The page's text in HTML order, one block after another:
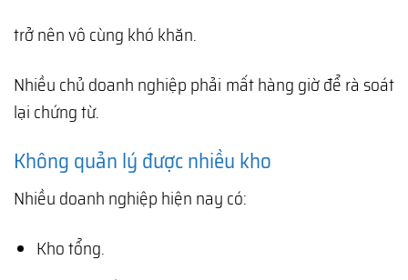
trở nên vô cùng khó khăn.
Nhiều chủ doanh nghiệp phải mất hàng giờ để rà soát
lại chứng từ.
Không quản lý được nhiều kho
Nhiều doanh nghiệp hiện nay có:
Kho tổng.